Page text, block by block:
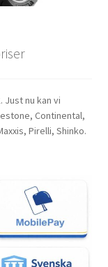
nu kan vi
Continental,
Pirelli, Shinko.